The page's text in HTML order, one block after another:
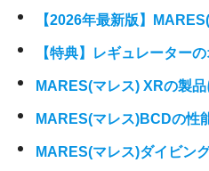
【2026年最新版】
【特典】レギュレーター
MARES(マレス) XRの製
MARES(マレス)BCDの性
MARES(マレス)ダイビン